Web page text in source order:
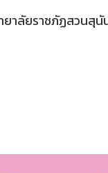
าลัยราชภัฏสวนสุนั